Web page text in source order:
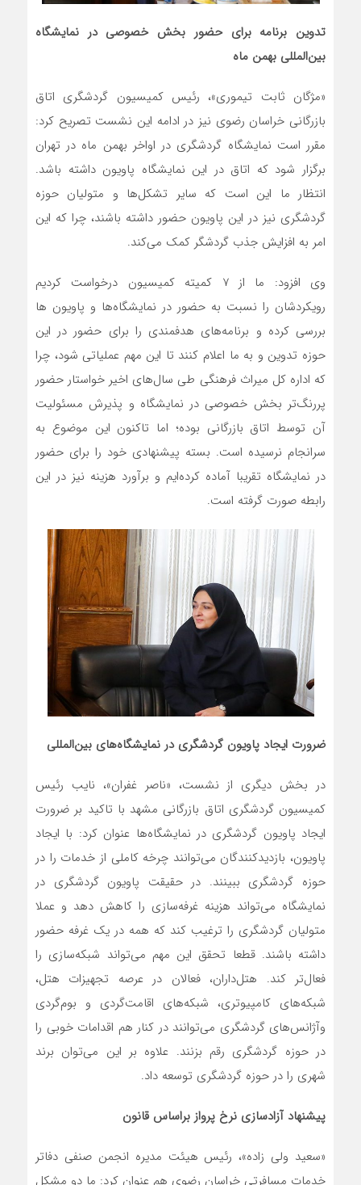
تدوین برنامه برای حضور بخش خصوصی در نمایشگاه
بین‌المللی بهمن ماه
«مژگان ثابت تیموری»، رئیس کمیسیون گردشگری اتاق
بازرگانی خراسان رضوی نیز در ادامه این نشست تصریح کرد:
مقرر است نمایشگاه گردشگری در اواخر بهمن ماه در تهران
برگزار شود که اتاق در این نمایشگاه پاویون داشته باشد.
انتظار ما این است که سایر تشکل‌ها و متولیان حوزه
گردشگری نیز در این پاویون حضور داشته باشند، چرا که این
امر به افزایش جذب گردشگر کمک می‌کند.
وی افزود: ما از 7 کمیته کمیسیون درخواست کردیم
رویکردشان را نسبت به حضور در نمایشگاه‌ها و پاویون ها
بررسی کرده و برنامه‌های هدفمندی را برای حضور در این
حوزه تدوین و به ما اعلام کنند تا این مهم عملیاتی شود، چرا
که اداره کل میراث فرهنگی طی سال‌های اخیر خواستار حضور
پررنگ‌تر بخش خصوصی در نمایشگاه و پذیرش مسئولیت
آن توسط اتاق بازرگانی بوده؛ اما تاکنون این موضوع به
سرانجام نرسیده است. بسته پیشنهادی خود را برای حضور
در نمایشگاه تقریبا آماده کرده‌ایم و برآورد هزینه نیز در این
رابطه صورت گرفته است.
ضرورت ایجاد پاویون گردشگری در نمایشگاه‌های بین‌المللی
در بخش دیگری از نشست، «ناصر غفران»، نایب رئیس
کمیسیون گردشگری اتاق بازرگانی مشهد با تاکید بر ضرورت
ایجاد پاویون گردشگری در نمایشگاه‌ها عنوان کرد: با ایجاد
پاویون، بازدیدکنندگان می‌توانند چرخه کاملی از خدمات را در
حوزه گردشگری ببینند. در حقیقت پاویون گردشگری در
نمایشگاه می‌تواند هزینه غرفه‌سازی را کاهش دهد و عملا
متولیان گردشگری را ترغیب کند که همه در یک غرفه حضور
داشته باشند. قطعا تحقق این مهم می‌تواند شبکه‌سازی را
فعال‌تر کند. هتل‌داران، فعالان در عرصه تجهیزات هتل،
شبکه‌های کامپیوتری، شبکه‌های اقامت‌گردی و بوم‌گردی
وآژانس‌های گردشگری می‌توانند در کنار هم اقدامات خوبی را
در حوزه گردشگری رقم بزنند. علاوه بر این می‌توان برند
شهری را در حوزه گردشگری توسعه داد.
پیشنهاد آزادسازی نرخ پرواز براساس قانون
«سعید ولی زاده»، رئیس هیئت مدیره انجمن صنفی دفاتر
خدمات مسافرتی خراسان رضوی هم عنوان کرد: ما دو مشکل